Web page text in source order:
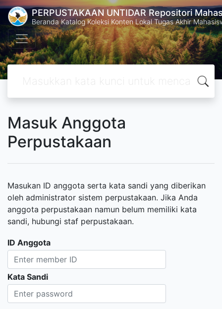
PERPUSTAKAAN UNTIDAR Repositori
Beranda Katalog Koleksi Konten Lokal Tugas Akhir
Masuk Anggota
Perpustakaan
Masukan ID anggota serta kata sandi yang diberikan
oleh administrator sistem perpustakaan. Jika Anda
anggota perpustakaan namun belum memiliki kata
sandi, hubungi staf perpustakaan.
ID Anggota
Kata Sandi